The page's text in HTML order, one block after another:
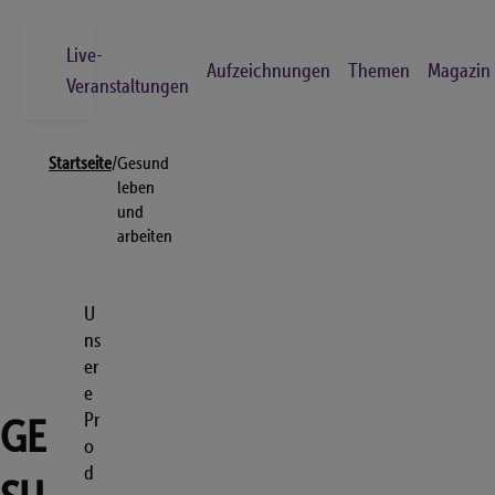
Live-
Veranstaltungen
Aufzeichnungen Themen Magazin
Startseite/Gesund
leben
und
arbeiten
GE
U
ns
er
e
Pr
o
d
Los
Themen
Magazin
Kontakt
FAQs